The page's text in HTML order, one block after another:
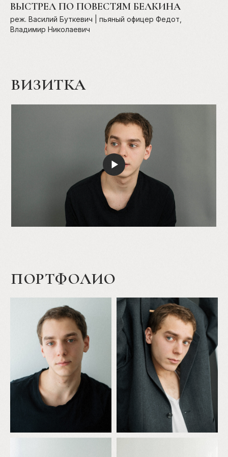
ВЫСТРЕЛ ПО ПОВЕСТЯМ БЕЛКИНА
реж. Василий Буткевич | пьяный офицер Федот,
Владимир Николаевич
ВИЗИТКА
ПОРТФОЛИО